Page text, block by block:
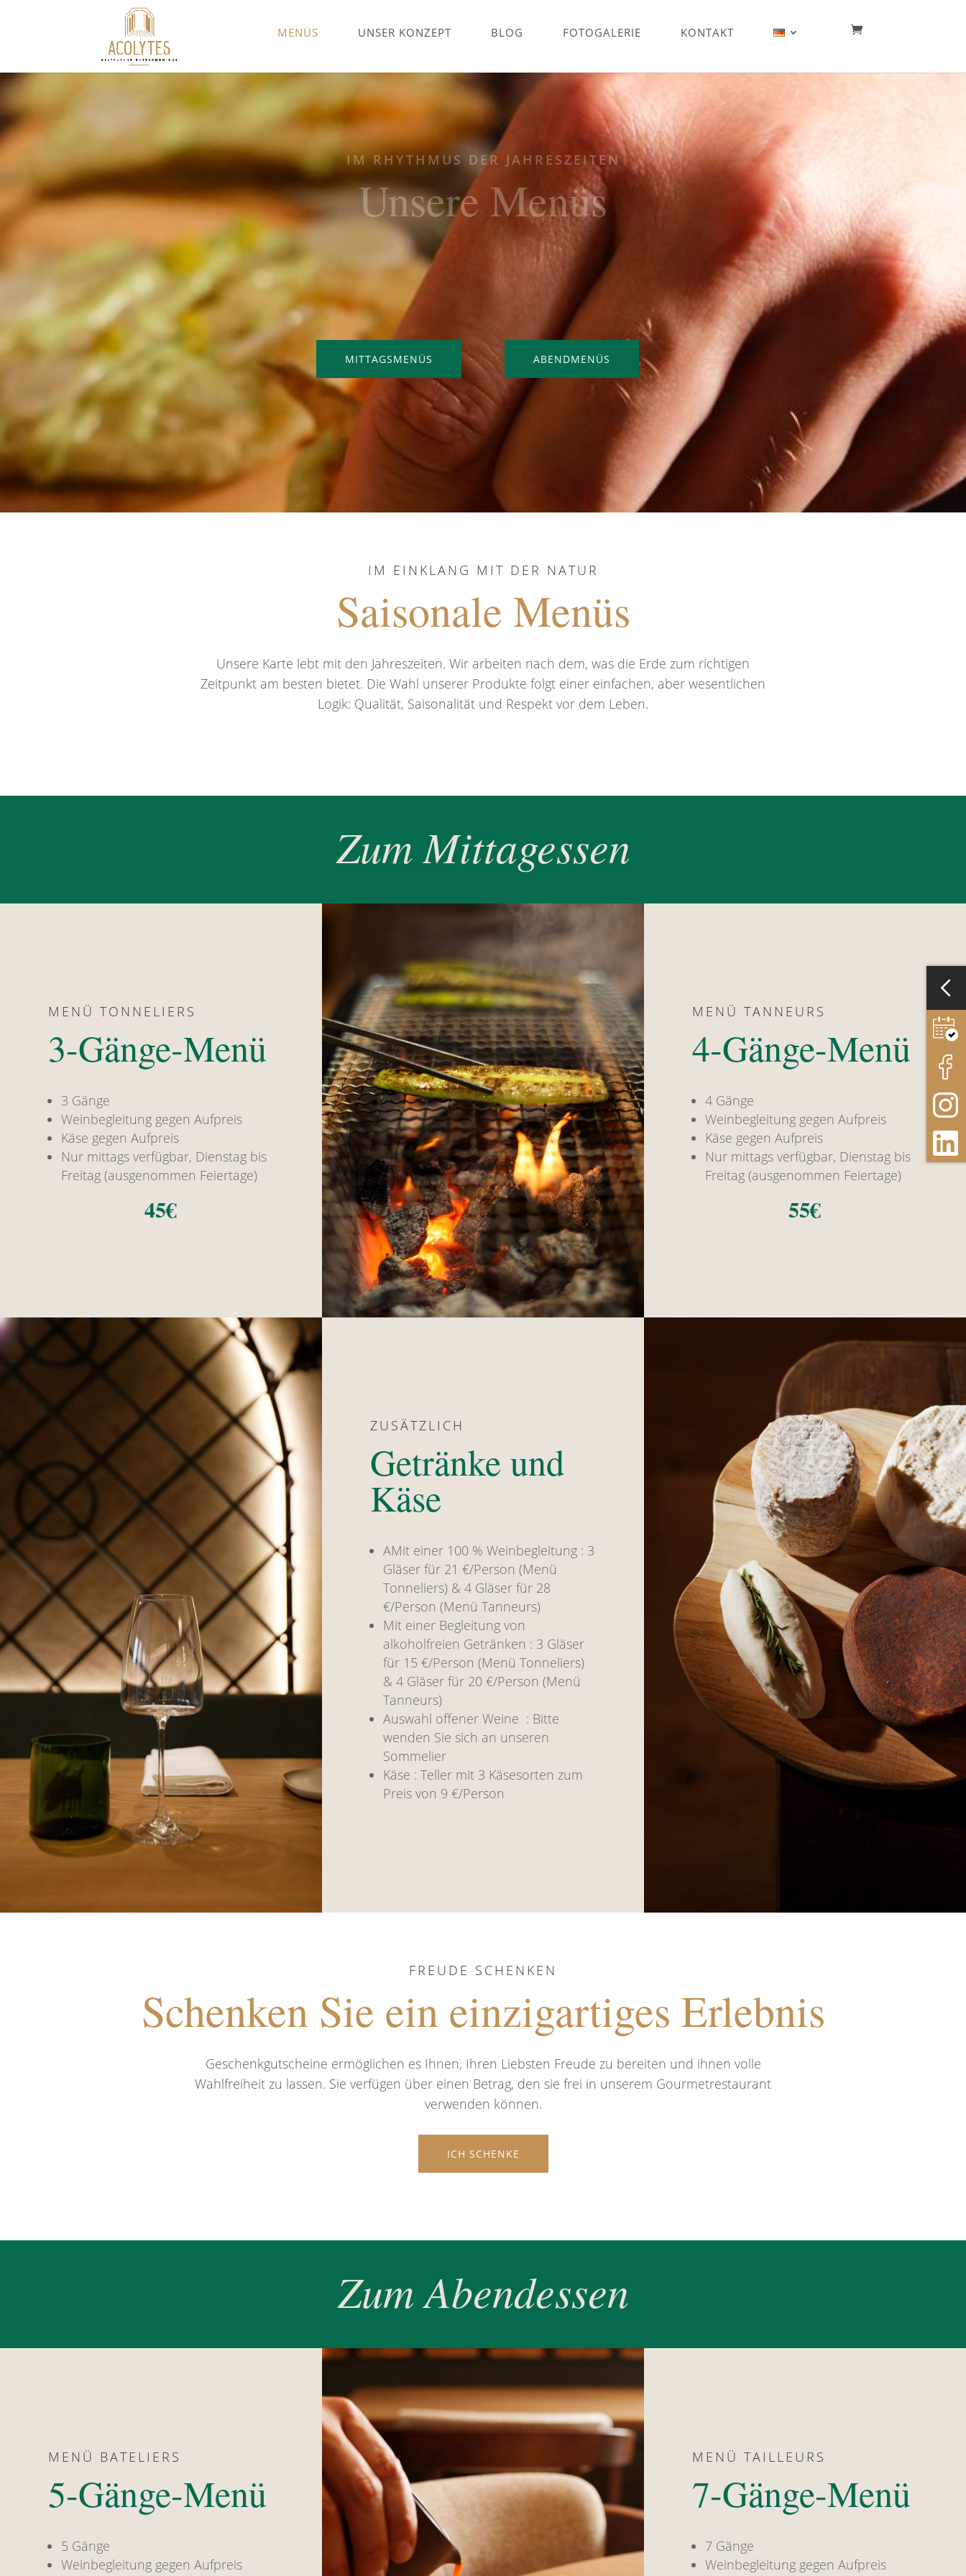
MENÜS UNSER KONZEPT BLOG FOTOGALERIE KONTAKT
IM RHYTHMUS DER JAHRESZEITEN
Unsere Menüs
MITTAGSMENÜS ABENDMENÜS
IM EINKLANG MIT DER NATUR
Saisonale Menüs
Unsere Karte lebt mit den Jahreszeiten. Wir arbeiten nach dem, was die Erde zum richtigen
Zeitpunkt am besten bietet. Die Wahl unserer Produkte folgt einer einfachen, aber wesentlichen
Logik: Qualität, Saisonalität und Respekt vor dem Leben.
Zum Mittagessen
MENÜ TONNELIERS
3-Gänge-Menü
3 Gänge
Weinbegleitung gegen Aufpreis
Käse gegen Aufpreis
Nur mittags verfügbar, Dienstag bis
Freitag (ausgenommen Feiertage)
45€
MENÜ TANNEURS
4-Gänge-Menü
4 Gänge
Weinbegleitung gegen Aufpreis
Käse gegen Aufpreis
Nur mittags verfügbar, Dienstag bis
Freitag (ausgenommen Feiertage)
55€
ZUSÄTZLICH
Getränke und
Käse
AMit einer 100 % Weinbegleitung : 3
Gläser für 21 €/Person (Menü
Tonneliers) & 4 Gläser für 28
€/Person (Menü Tanneurs)
Mit einer Begleitung von
alkoholfreien Getränken : 3 Gläser
für 15 €/Person (Menü Tonneliers)
& 4 Gläser für 20 €/Person (Menü
Tanneurs)
Auswahl offener Weine : Bitte
wenden Sie sich an unseren
Sommelier
Käse : Teller mit 3 Käsesorten zum
Preis von 9 €/Person
FREUDE SCHENKEN
Schenken Sie ein einzigartiges Erlebnis
Geschenkgutscheine ermöglichen es Ihnen, Ihren Liebsten Freude zu bereiten und ihnen volle
Wahlfreiheit zu lassen. Sie verfügen über einen Betrag, den sie frei in unserem Gourmetrestaurant
verwenden können.
ICH SCHENKE
Zum Abendessen
MENÜ BATELIERS
5-Gänge-Menü
5 Gänge
Weinbegleitung gegen Aufpreis
MENÜ TAILLEURS
7-Gänge-Menü
7 Gänge
Weinbegleitung gegen Aufpreis